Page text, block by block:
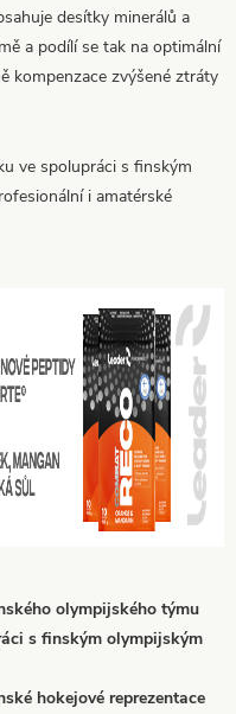
desítky minerálů a
a podílí se tak na optimální
kompenzace zvýšené ztráty
ve spolupráci s finským
i amatérské
olympijského týmu
s finským olympijským
hokejové reprezentace